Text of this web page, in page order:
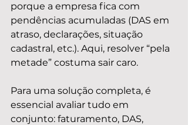
porque a empresa fica com
pendências acumuladas (DAS em
atraso, declarações, situação
cadastral, etc.). Aqui, resolver “pela
metade” costuma sair caro.
Para uma solução completa, é
essencial avaliar tudo em
conjunto: faturamento, DAS,